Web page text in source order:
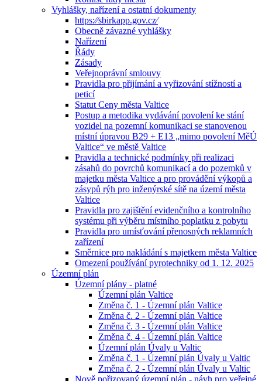
Vyhlášky, nařízení a ostatní dokumenty
https:⁄⁄sbirkapp.gov.cz⁄
Obecně závazné vyhlášky
Nařízení
Řády
Zásady
Veřejnoprávní smlouvy
Pravidla pro přijímání a vyřizování stížností a
peticí
Statut Ceny města Valtice
Postup a metodika vydávání povolení ke stání
vozidel na pozemní komunikaci se stanovenou
místní úpravou B29 + E13 „mimo povolení MěÚ
Valtice“ ve městě Valtice
Pravidla a technické podmínky při realizaci
zásahů do povrchů komunikací a do pozemků v
majetku města Valtice a pro provádění výkopů a
zásypů rýh pro inženýrské sítě na území města
Valtice
Pravidla pro zajištění evidenčního a kontrolního
systému při výběru místního poplatku z pobytu
Pravidla pro umísťování přenosných reklamních
zařízení
Směrnice pro nakládání s majetkem města Valtice
Omezení používání pyrotechniky od 1. 12. 2025
Územní plán
Územní plány - platné
Územní plán Valtice
Změna č. 1 - Územní plán Valtice
Změna č. 2 - Územní plán Valtice
Změna č. 3 - Územní plán Valtice
Změna č. 4 - Územní plán Valtice
Územní plán Úvaly u Valtic
Změna č. 1 - Územní plán Úvaly u Valtic
Změna č. 2 - Územní plán Úvaly u Valtic
Nově pořizovaný územní plán - návh pro veřejné